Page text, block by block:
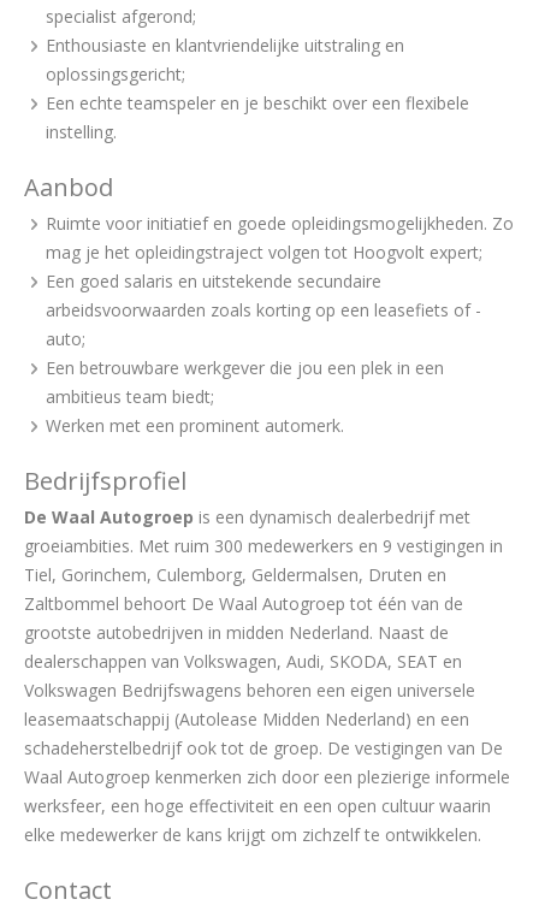
specialist afgerond;
Enthousiaste en klantvriendelijke uitstraling en
oplossingsgericht;
Een echte teamspeler en je beschikt over een flexibele
instelling.
Aanbod
Ruimte voor initiatief en goede opleidingsmogelijkheden. Zo
mag je het opleidingstraject volgen tot Hoogvolt expert;
Een goed salaris en uitstekende secundaire
arbeidsvoorwaarden zoals korting op een leasefiets of -
auto;
Een betrouwbare werkgever die jou een plek in een
ambitieus team biedt;
Werken met een prominent automerk.
Bedrijfsprofiel
De Waal Autogroep is een dynamisch dealerbedrijf met
groeiambities. Met ruim 300 medewerkers en 9 vestigingen in
Tiel, Gorinchem, Culemborg, Geldermalsen, Druten en
Zaltbommel behoort De Waal Autogroep tot één van de
grootste autobedrijven in midden Nederland. Naast de
dealerschappen van Volkswagen, Audi, SKODA, SEAT en
Volkswagen Bedrijfswagens behoren een eigen universele
leasemaatschappij (Autolease Midden Nederland) en een
schadeherstelbedrijf ook tot de groep. De vestigingen van De
Waal Autogroep kenmerken zich door een plezierige informele
werksfeer, een hoge effectiviteit en een open cultuur waarin
elke medewerker de kans krijgt om zichzelf te ontwikkelen.
Contact